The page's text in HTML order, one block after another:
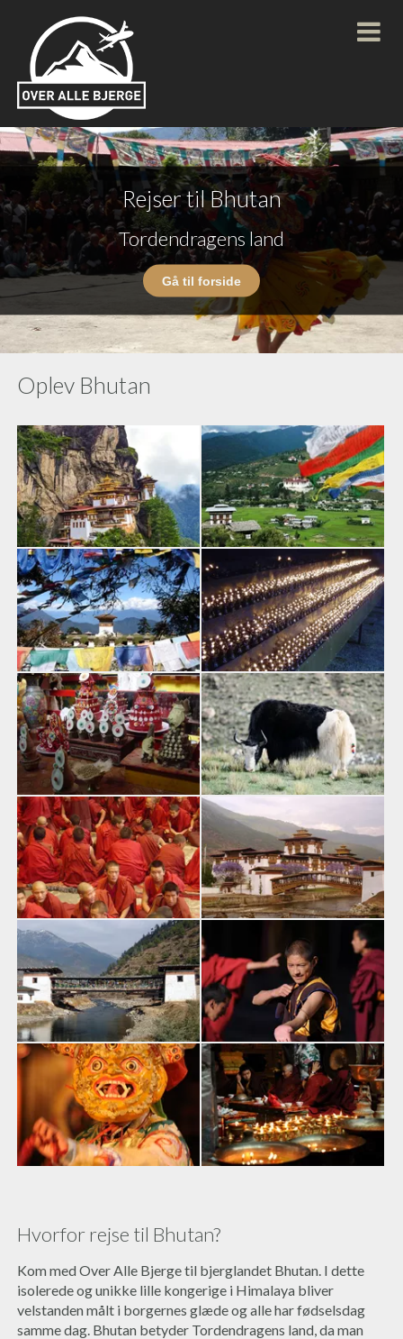
Rejser til Bhutan
Tordendragens land
Gå til forside
Oplev Bhutan
Hvorfor rejse til Bhutan?
Kom med Over Alle Bjerge til bjerglandet Bhutan. I dette
isolerede og unikke lille kongerige i Himalaya bliver
velstanden målt i borgernes glæde og alle har fødselsdag
samme dag. Bhutan betyder Tordendragens land, da man